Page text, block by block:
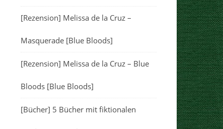
[Rezension] Melissa de la Cruz –
Masquerade [Blue Bloods]
[Rezension] Melissa de la Cruz – Blue
Bloods [Blue Bloods]
[Bücher] 5 Bücher mit fiktionalen